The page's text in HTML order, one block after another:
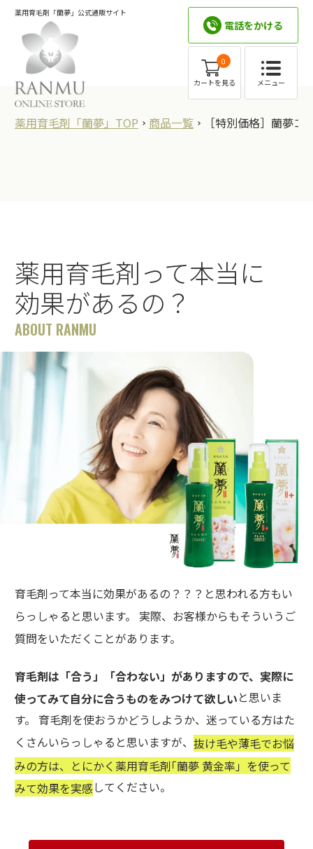
薬用育毛剤「蘭夢」公式通販サイト
電話をかける
0
カートを見る メニュー
薬用育毛剤「蘭夢」TOP 商品一覧 ［特別価格］蘭夢
薬用育毛剤って本当に
効果があるの？
ABOUT RANMU
育毛剤って本当に効果があるの？？？と思われる方もい
らっしゃると思います。 実際、お客様からもそういうご
質問をいただくことがあります。
育毛剤は「合う」「合わない」がありますので、実際に
使ってみて自分に合うものをみつけて欲しいと思いま
す。 育毛剤を使おうかどうしようか、迷っている方はた
くさんいらっしゃると思いますが、 抜け毛や薄毛でお悩
みの方は、とにかく薬用育毛剤｢蘭夢 黄金率」を使って
みて効果を実感してください。